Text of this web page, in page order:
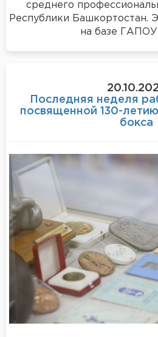
среднего
Республики Башкортостан.
на базе ГАПОУ
Последняя неделя
посвященной 130-
бокса